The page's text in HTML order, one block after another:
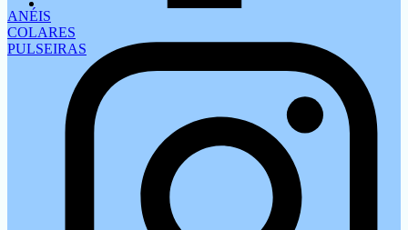
ANÉIS
COLARES
PULSEIRAS